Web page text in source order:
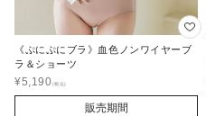
《ぷにぷにブラ》血色ノンワイヤーブ
ラ＆ショーツ
¥5,190
販売期間